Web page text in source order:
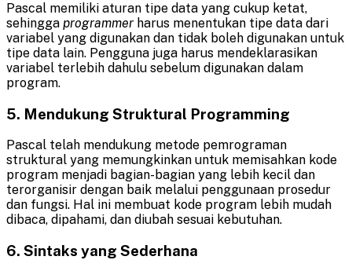
Pascal memiliki aturan tipe data yang cukup ketat,
sehingga programmer harus menentukan tipe data dari
variabel yang digunakan dan tidak boleh digunakan untuk
tipe data lain. Pengguna juga harus mendeklarasikan
variabel terlebih dahulu sebelum digunakan dalam
program.
5. Mendukung Struktural Programming
Pascal telah mendukung metode pemrograman
struktural yang memungkinkan untuk memisahkan kode
program menjadi bagian-bagian yang lebih kecil dan
terorganisir dengan baik melalui penggunaan prosedur
dan fungsi. Hal ini membuat kode program lebih mudah
dibaca, dipahami, dan diubah sesuai kebutuhan.
6. Sintaks yang Sederhana